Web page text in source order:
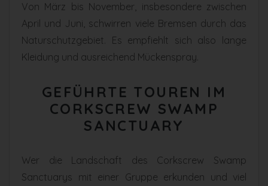
Von März bis November, insbesondere zwischen
April und Juni, schwirren viele Bremsen durch das
Naturschutzgebiet. Es empfiehlt sich also lange
Kleidung und ausreichend Mückenspray.
GEFÜHRTE TOUREN IM
CORKSCREW SWAMP
SANCTUARY
Wer die Landschaft des Corkscrew Swamp
Sanctuarys mit einer Gruppe erkunden und viel